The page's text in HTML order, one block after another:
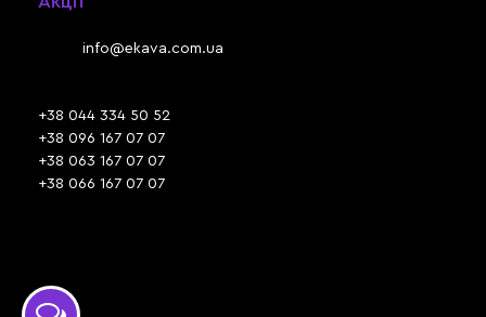
info@ekava.com.ua
+38 044 334 50 52
+38 096 167 07 07
+38 063 167 07 07
+38 066 167 07 07